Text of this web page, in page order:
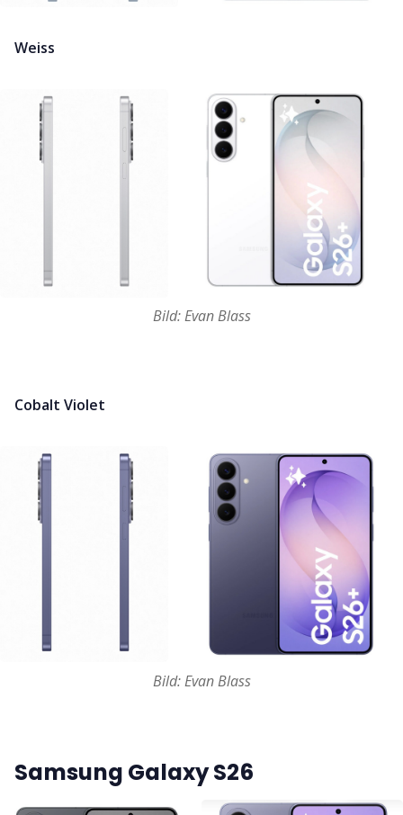
Weiss
Bild: Evan Blass
Cobalt Violet
Bild: Evan Blass
Samsung Galaxy S26